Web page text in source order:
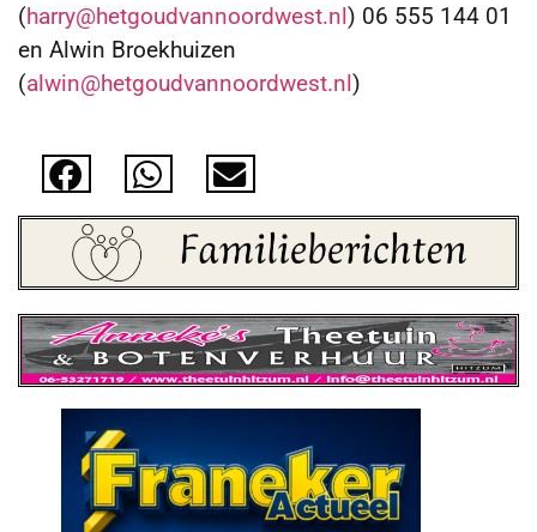
(harry@hetgoudvannoordwest.nl) 06 555 144 01
en Alwin Broekhuizen
(alwin@hetgoudvannoordwest.nl)